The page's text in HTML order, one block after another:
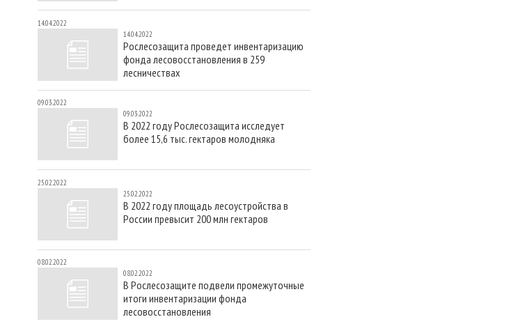
14.04.2022
14.04.2022
Рослесозащита проведет инвентаризацию
фонда лесовосстановления в 259
лесничествах
09.03.2022
09.03.2022
В 2022 году Рослесозащита исследует
более 15,6 тыс. гектаров молодняка
25.02.2022
25.02.2022
В 2022 году площадь лесоустройства в
России превысит 200 млн гектаров
08.02.2022
08.02.2022
В Рослесозащите подвели промежуточные
итоги инвентаризации фонда
лесовосстановления